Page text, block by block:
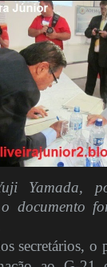
Yamada,
documento
secretários, o